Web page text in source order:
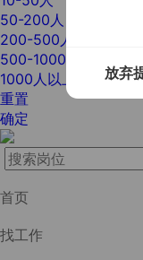
放弃
50-200人
200-500人
500-1000人
1000人以上
重置
确定
首页
找工作